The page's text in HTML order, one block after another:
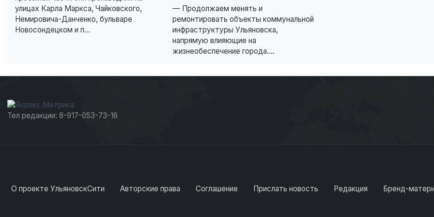
улицах Карла Маркса, Чайковского,
Немировича-Данченко, бульваре
Новосондецком и п...
— Продолжаем менять и
ремонтировать объекты коммунальной
инфраструктуры Ульяновска,
напрямую влияющие на
жизнеобеспечение города....
Тел редакции: 8-917-053-73-16
О проекте УльяновскСити Авторские права Соглашение Прислать новость Редакция Бренд-